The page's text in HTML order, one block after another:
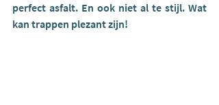
perfect asfalt. En ook niet al te stijl. Wat
kan trappen plezant zijn!